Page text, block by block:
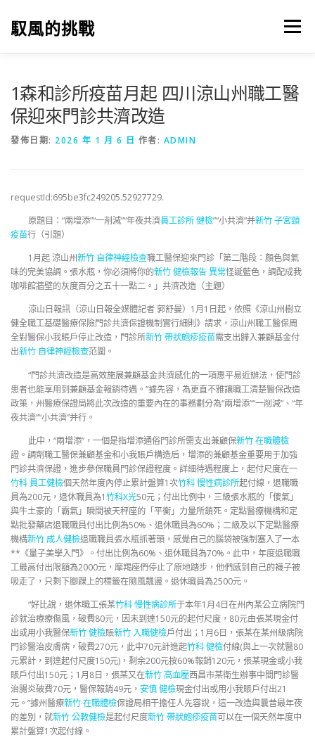
馭風的挑戰 選單
1森和診所疫苗月起 四川涼山州職工醫
保迎來門診共濟改造
發佈日期: 2026 年 1 月 6 日 作者: ADMIN
requestId:695be3fc249205.52927729.
原題目：“兩增添”“一削減”“年夜共濟員工診所 健檢”“小共濟”并新竹 子宮頸
疫苗行（引題）
1月起 涼山州新竹 自律神經檢查職工醫保迎來門診「第二階段：顏色與氣
味的完美協調。張水瓶，你必須將你的新竹 健檢報告 異常怪誕藍色，調配成我
咖啡館牆壁的灰度百分之五十一點二。」共濟改造（主題）
涼山日報訊（涼山日報全媒體記者 郭舒曼） 1月1日起，依照《涼山州樹立
健全職工基礎醫療保險門診共濟保證機制實行細則》請求，涼山州職工醫保周
全對醫保小我賬戶停止改造，門診所新竹 帶狀皰疹疫苗需支出歸入兼顧基金付
出新竹 自律神經檢查范圍。
“門診共濟改造是高效施展兼顧基金共濟感化的一項惠平易近辦法，使門診
患者也能享用到兼顧基金報銷待遇。”據先容，為更直不雅讓職工清楚醫保改造
政策，州醫療保證局將此次改造的重要內在的事務劃分為“兩增添”“一削減”、“年
夜共濟”“小共濟”并行。
此中，“兩增添”，一個是指增添通俗門診所需支出兼顧保新竹 在職體檢
證。調劑職工醫保兼顧基金和小我賬戶構造后，增添的兼顧基金重要用于加強
門診共濟保證，進步參保職員門診保證程度。詳細待遇程度上，起付尺度在一
竹科 員工健檢個天然年度內停止累計盤算1次竹科 慢性病診所起付線，退職職
員為200元，退休職員為1竹科X光50元；付出比例中，三級張水瓶的「傻氣」
與牛土豪的「霸氣」瞬間被天秤座的「平衡」力量所鎖死。定點醫療機構和定
點批發藥店退職職員付出比例為50%、退休職員為60%；二級及以下定點醫療
機構新竹 成人健檢退職職員張水瓶抓著頭，感覺自己的腦袋被強制塞入了一本
**《量子美學入門》。付出比例為60%、退休職員為70%。此中，年度退職職
工最高付出限額為2000元，摩羯座們停止了原地踏步，他們感到自己的襪子被
吸走了，只剩下腳踝上的標籤在隨風飄盪。退休職員為2500元。
“好比說，退休職工張某竹科 慢性病診所于本年1月4日在州內某公立病院門
診就治療療傷風，破費80元，因未到達150元的起付尺度，80元由張某現金付
出或用小我醫保新竹 健檢賬新竹 入職健檢戶付出；1月6日，張某在某州級病院
門診醫治皮膚病，破費270元，此中70元計進起竹科 健檢付線(與上一次就醫80
元累計，到達起付尺度150元)，剩余200元按60%報銷120元，張某現金或小我
賬戶付出150元；1月8日，張某又在新竹 高血壓西昌市某衛生辦事中間門診醫
治腸炎破費70元，醫保報銷49元， 安慎 健檢現金付出或用小我賬戶付出21
元。”據州醫療新竹 在職體檢保證局相干擔任人先容說，這一改造與曩昔最年夜
的差別，就新竹 公教健檢是起付尺度新竹 帶狀皰疹疫苗可以在一個天然年度中
累計盤算1次起付線。